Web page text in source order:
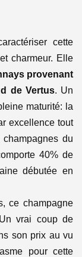
cette
charmeur. Elle
provenant
de Vertus. Un
maturité: la
excellence tout
du
40% de
débutée en
ce champagne
vrai coup de
son prix au vu
pour cette